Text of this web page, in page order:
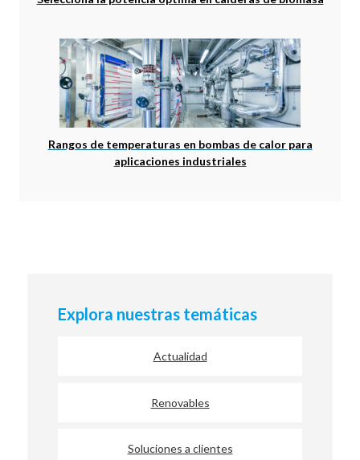
Rangos de temperaturas en bombas de calor para
aplicaciones industriales
Explora nuestras temáticas
Actualidad
Renovables
Soluciones a clientes